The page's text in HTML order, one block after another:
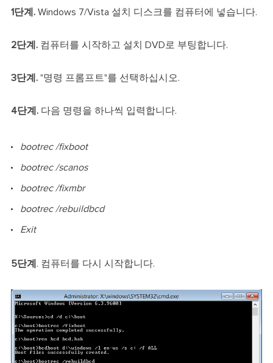
1단계.Windows 7/Vista 설치 디스크를 컴퓨터에 넣습니다.
2단계. 컴퓨터를 시작하고 설치 DVD로 부팅합니다.
3단계."명령 프롬프트"를 선택하십시오.
4단계.다음 명령을 하나씩 입력합니다.
bootrec /fixboot
bootrec /scanos
bootrec /fixmbr
bootrec /rebuildbcd
Exit
5단계 . 컴퓨터를 다시 시작합니다.